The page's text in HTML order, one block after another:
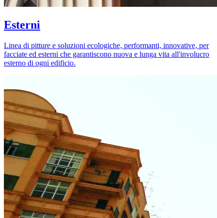
Esterni
Linea di pitture e soluzioni ecologiche, performanti, innovative, per
facciate ed esterni che garantiscono nuova e lunga vita all'involucro
esterno di ogni edificio.